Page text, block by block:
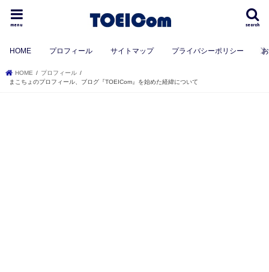
search
menu
HOME プロフィール サイトマップ プライバシーポリシー
HOME
プロフィール
まこちょのプロフィール、ブログ『TOEICom』を始めた経緯について